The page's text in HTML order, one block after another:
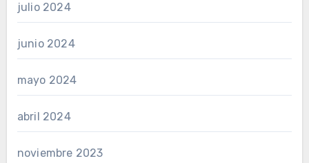
julio 2024
junio 2024
mayo 2024
abril 2024
noviembre 2023